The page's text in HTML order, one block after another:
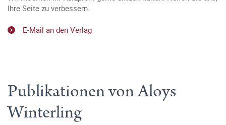
Ihre Seite zu verbessern.
E-Mail an den Verlag
Publikationen von Aloys
Winterling